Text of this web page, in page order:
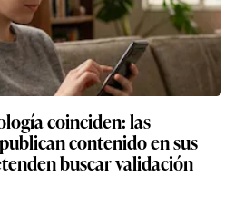
coinciden: las
contenido en sus
buscar validación